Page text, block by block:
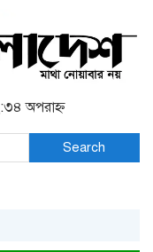
অপরাহ্ন
Search